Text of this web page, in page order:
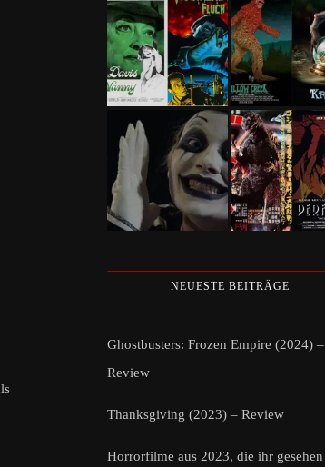
NEUESTE BEITRÄGE
Ghostbusters: Frozen Empire (2024) –
Review
Thanksgiving (2023) – Review
Horrorfilme aus 2023, die ihr gesehen